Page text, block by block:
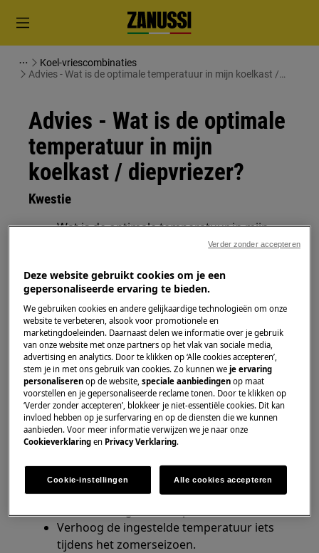
Koel-vriescombinaties
Advies - Wat is de optimale temperatuur in mijn koelkast /
Advies - Wat is de optimale
temperatuur in mijn
koelkast / diepvriezer?
Kwestie
Wat is de optimale temperatuur in mijn
koelkast?
Op welke temperatuur stel ik mijn
diepvriezer in?
Heeft betrekking op
Koel-vriescombinatie
Koelkast
Diepvriezer
Oplossing
Stel de temperatuur van het koelgedeelte
in op ten minste 4°C en de temperatuur
Verhoog de ingestelde temperatuur iets
tijdens het zomerseizoen.
Deze website gebruikt cookies om je een
gepersonaliseerde ervaring te bieden.
We gebruiken cookies en andere gelijkaardige technologieën om onze
website te verbeteren, alsook voor promotionele en
marketingdoeleinden. Daarnaast delen we informatie over je gebruik
van onze website met onze partners op het vlak van sociale media,
advertising en analytics. Door te klikken op ‘Alle cookies accepteren’,
stem je in met ons gebruik van cookies. Zo kunnen weje ervaring
personaliseren op de website,speciale aanbiedingen op maat
voorstellen en je gepersonaliseerde reclame tonen. Door te klikken op
‘Verder zonder accepteren’, blokkeer je niet-essentiële cookies. Dit kan
invloed hebben op je surfervaring en op de diensten die we kunnen
aanbieden. Voor meer informatie verwijzen we je naar onze
Cookieverklaring en Privacy Verklaring.
Cookie-instellingen Alle cookies accepteren
Verder zonder accepteren